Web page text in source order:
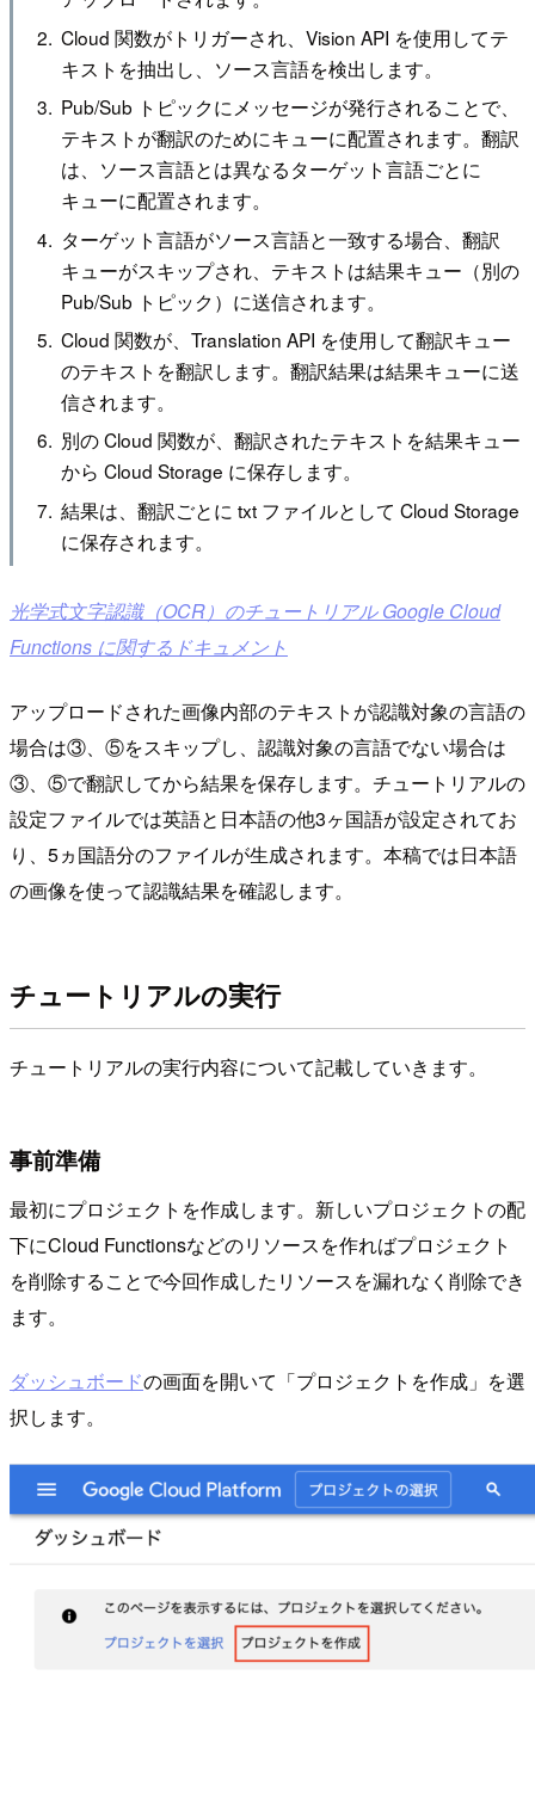
Cloud 関数がトリガーされ、Vision API を使用してテ
キストを抽出し、ソース言語を検出します。
Pub/Sub トピックにメッセージが発行されることで、
テキストが翻訳のためにキューに配置されます。翻訳
は、ソース言語とは異なるターゲット言語ごとに
キューに配置されます。
ターゲット言語がソース言語と一致する場合、翻訳
キューがスキップされ、テキストは結果キュー（別の
Pub/Sub トピック）に送信されます。
Cloud 関数が、Translation API を使用して翻訳キュー
のテキストを翻訳します。翻訳結果は結果キューに送
信されます。
別の Cloud 関数が、翻訳されたテキストを結果キュー
から Cloud Storage に保存します。
結果は、翻訳ごとに txt ファイルとして Cloud Storage
に保存されます。
光学式文字認識（OCR）のチュートリアル Google Cloud
Functions に関するドキュメント
アップロードされた画像内部のテキストが認識対象の言語の
場合は③、⑤をスキップし、認識対象の言語でない場合は
③、⑤で翻訳してから結果を保存します。チュートリアルの
設定ファイルでは英語と日本語の他3ヶ国語が設定されてお
り、5ヵ国語分のファイルが生成されます。本稿では日本語
の画像を使って認識結果を確認します。
チュートリアルの実行
チュートリアルの実行内容について記載していきます。
事前準備
最初にプロジェクトを作成します。新しいプロジェクトの配
下にCloud Functionsなどのリソースを作ればプロジェクト
を削除することで今回作成したリソースを漏れなく削除でき
ます。
ダッシュボードの画面を開いて「プロジェクトを作成」を選
択します。